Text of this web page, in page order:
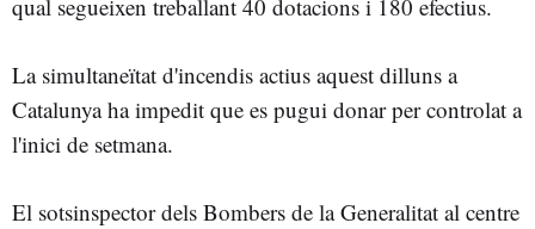
qual segueixen treballant 40 dotacions i 180 efectius.
La simultaneïtat d'incendis actius aquest dilluns a
Catalunya ha impedit que es pugui donar per controlat a
l'inici de setmana.
El sotsinspector dels Bombers de la Generalitat al centre